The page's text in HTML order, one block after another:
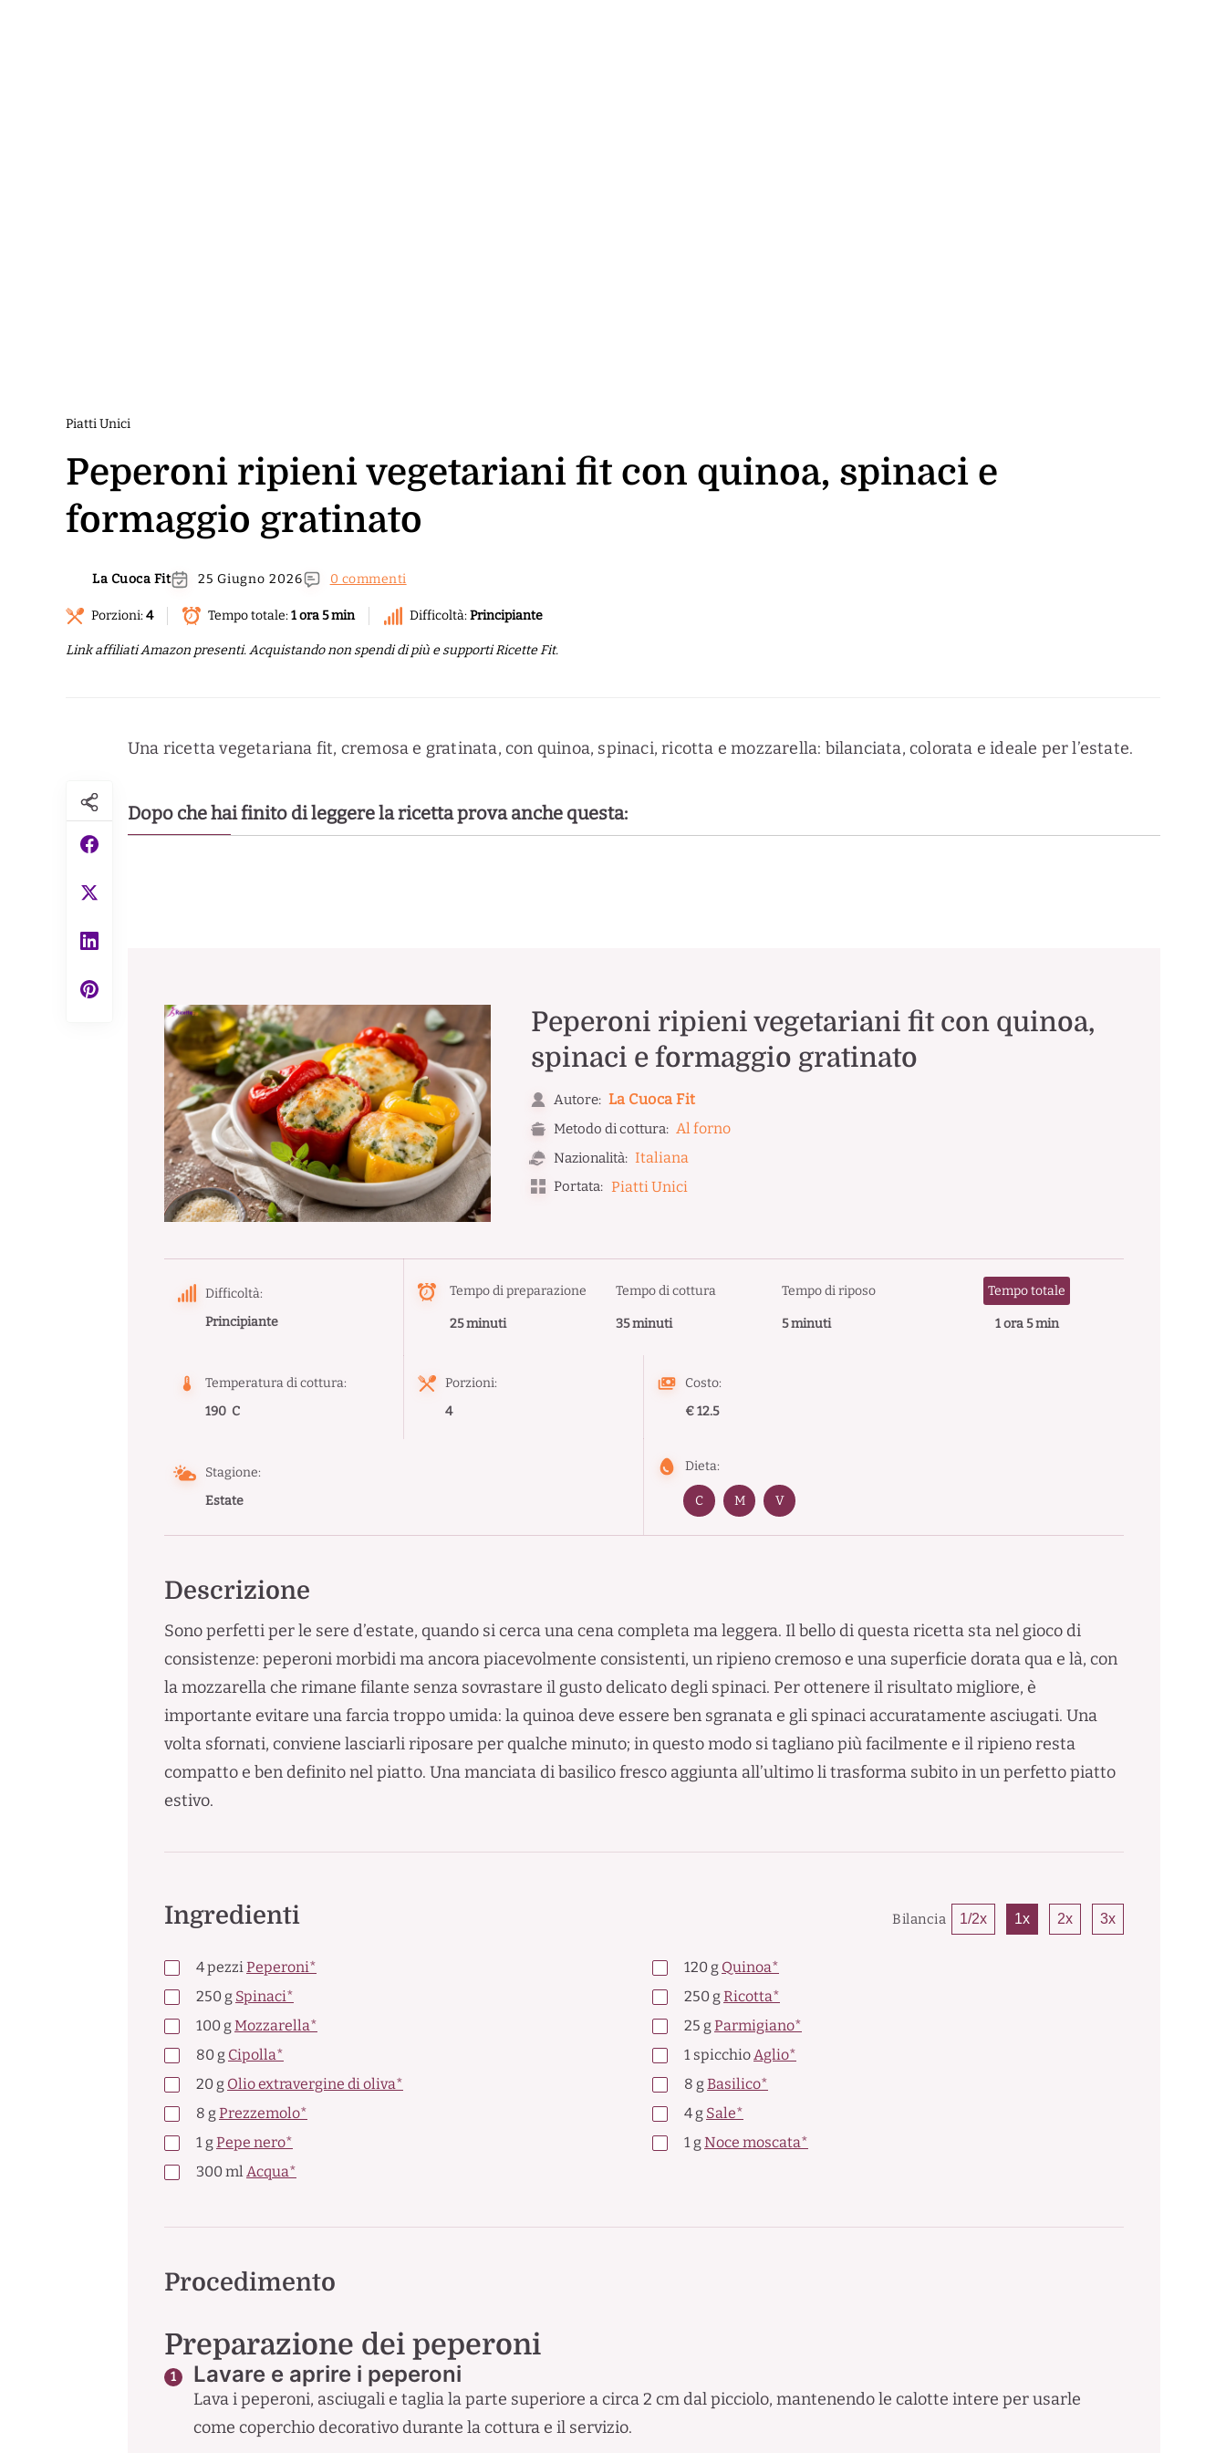
Piatti Unici
Peperoni ripieni vegetariani fit con quinoa, spinaci e
formaggio gratinato
La Cuoca Fit 25 Giugno 2026 0 commenti
Porzioni:4 Tempo totale:1 ora 5 min Difficoltà:Principiante
Link affiliati Amazon presenti. Acquistando non spendi di più e supporti Ricette Fit.
Una ricetta vegetariana fit, cremosa e gratinata, con quinoa, spinaci, ricotta e mozzarella: bilanciata, colorata e ideale per l’estate.
Dopo che hai finito di leggere la ricetta prova anche questa:
Peperoni ripieni vegetariani fit con quinoa,
spinaci e formaggio gratinato
Autore: La Cuoca Fit
Metodo di cottura: Al forno
Nazionalità: Italiana
Portata: Piatti Unici
Difficoltà:
Principiante
Tempo di preparazione
25 minuti
Tempo di cottura
35 minuti
Tempo di riposo
5 minuti
Tempo totale
1 ora 5 min
Temperatura di cottura:
190 C
Porzioni:
4
Costo:
€ 12.5
Stagione:
Estate
Dieta:
C M V
Descrizione
Sono perfetti per le sere d’estate, quando si cerca una cena completa ma leggera. Il bello di questa ricetta sta nel gioco di
consistenze: peperoni morbidi ma ancora piacevolmente consistenti, un ripieno cremoso e una superficie dorata qua e là, con
la mozzarella che rimane filante senza sovrastare il gusto delicato degli spinaci. Per ottenere il risultato migliore, è
importante evitare una farcia troppo umida: la quinoa deve essere ben sgranata e gli spinaci accuratamente asciugati. Una
volta sfornati, conviene lasciarli riposare per qualche minuto; in questo modo si tagliano più facilmente e il ripieno resta
compatto e ben definito nel piatto. Una manciata di basilico fresco aggiunta all’ultimo li trasforma subito in un perfetto piatto
estivo.
Ingredienti Bilancia 1/2x 1x 2x 3x
4pezziPeperoni* 120 g Quinoa*
250 g Spinaci* 250 gRicotta*
100 gMozzarella* 25 gParmigiano*
80 g Cipolla* 1 spicchioAglio*
20 g Olio extravergine di oliva* 8 gBasilico*
8 gPrezzemolo* 4 g Sale*
1 gPepe nero* 1 gNoce moscata*
300mlAcqua*
Procedimento
Preparazione dei peperoni
Lavare e aprire i peperoni
Lava i peperoni, asciugali e taglia la parte superiore a circa 2 cm dal picciolo, mantenendo le calotte intere per usarle
come coperchio decorativo durante la cottura e il servizio.